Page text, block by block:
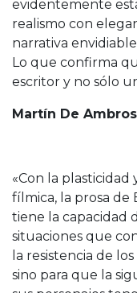
evidentemente
realismo con
narrativa
Lo que confirma
escritor y no sólo
Martín De
«Con la
fílmica, la prosa de
tiene la capacidad
situaciones que
la resistencia de
sino para que la